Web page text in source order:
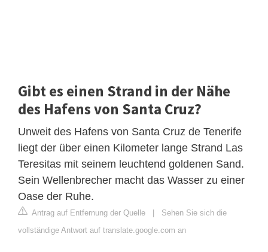
Gibt es einen Strand in der Nähe
des Hafens von Santa Cruz?
Unweit des Hafens von Santa Cruz de Tenerife
liegt der über einen Kilometer lange Strand Las
Teresitas mit seinem leuchtend goldenen Sand.
Sein Wellenbrecher macht das Wasser zu einer
Oase der Ruhe.
Antrag auf Entfernung der Quelle | Sehen Sie sich die
vollständige Antwort auf translate.google.com an